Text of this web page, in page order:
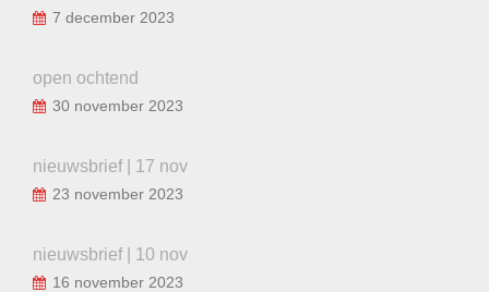
7 december 2023
open ochtend
30 november 2023
nieuwsbrief | 17 nov
23 november 2023
nieuwsbrief | 10 nov
16 november 2023